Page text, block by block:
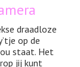
draadloze
op de
staat. Het
jij kunt